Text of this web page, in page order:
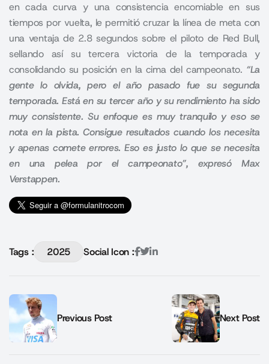
en cada curva y una consistencia encomiable en sus
tiempos por vuelta, le permitió cruzar la línea de meta con
una ventaja de 2.8 segundos sobre el piloto de Red Bull,
sellando así su tercera victoria de la temporada y
consolidando su posición en la cima del campeonato. “La
gente lo olvida, pero el año pasado fue su segunda
temporada. Está en su tercer año y su rendimiento ha sido
muy consistente. Su enfoque es muy tranquilo y eso se
nota en la pista. Consigue resultados cuando los necesita
y apenas comete errores. Eso es justo lo que se necesita
en una pelea por el campeonato”, expresó Max
Verstappen.
Tags : 2025 Social Icon :
Previous Post Next Post